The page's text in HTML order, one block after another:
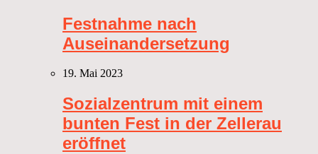
Festnahme nach
Auseinandersetzung
19. Mai 2023
Sozialzentrum mit einem
bunten Fest in der Zellerau
eröffnet